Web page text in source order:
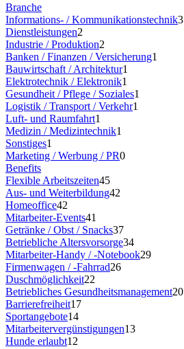
Branche
Informations- / Kommunikationstechnik3
Dienstleistungen2
Industrie / Produktion2
Banken / Finanzen / Versicherung1
Bauwirtschaft / Architektur1
Elektrotechnik / Elektronik1
Gesundheit / Pflege / Soziales1
Logistik / Transport / Verkehr1
Luft- und Raumfahrt1
Medizin / Medizintechnik1
Sonstiges1
Marketing / Werbung / PR0
Benefits
Flexible Arbeitszeiten45
Aus- und Weiterbildung42
Homeoffice42
Mitarbeiter-Events41
Getränke / Obst / Snacks37
Betriebliche Altersvorsorge34
Mitarbeiter-Handy / -Notebook29
Firmenwagen / -Fahrrad26
Duschmöglichkeit22
Betriebliches Gesundheitsmanagement20
Barrierefreiheit17
Sportangebote14
Mitarbeitervergünstigungen13
Hunde erlaubt12